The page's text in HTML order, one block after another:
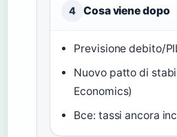
4 Cosa viene dopo
Previsione debito/
Nuovo patto di
Economics)
Bce: tassi ancora